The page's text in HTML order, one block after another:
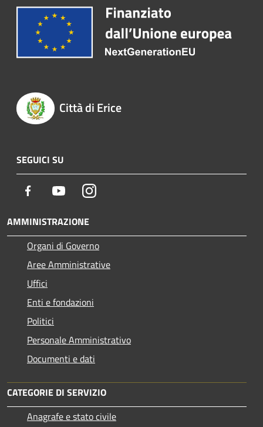
Città di Erice
SEGUICI SU
Facebook YoutubeInstagram
AMMINISTRAZIONE
Organi di Governo
Aree Amministrative
Uffici
Enti e fondazioni
Politici
Personale Amministrativo
Documenti e dati
CATEGORIE DI SERVIZIO
Anagrafe e stato civile